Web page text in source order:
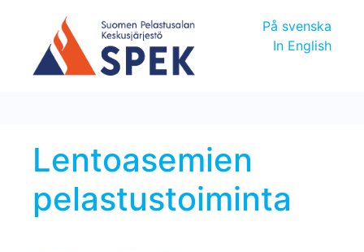
På svenska
In English
Lentoasemien
pelastustoiminta